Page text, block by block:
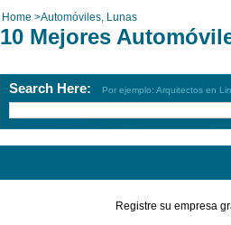
Home >Automóviles, Lunas
10 Mejores
Search Here: Por ejemplo: Arquitectos en
Registre su empresa